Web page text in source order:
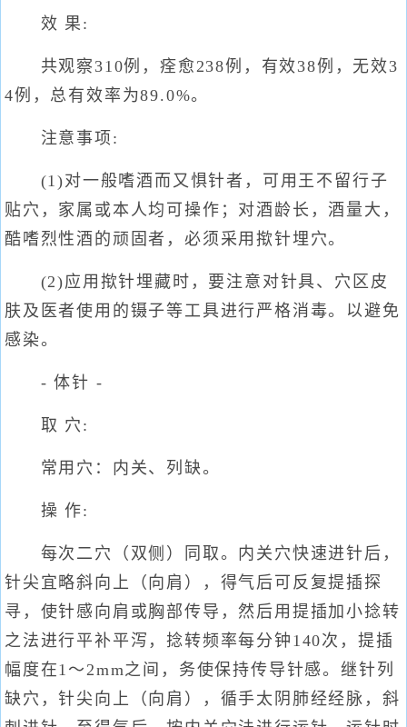
效 果:
共观察310例，痊愈238例，有效38例，无效3
4例，总有效率为89.0%。
注意事项:
(1)对一般嗜酒而又惧针者，可用王不留行子
贴穴，家属或本人均可操作；对酒龄长，酒量大，
酷嗜烈性酒的顽固者，必须采用揿针埋穴。
(2)应用揿针埋藏时，要注意对针具、穴区皮
肤及医者使用的镊子等工具进行严格消毒。以避免
感染。
- 体针 -
取 穴:
常用穴：内关、列缺。
操 作:
每次二穴（双侧）同取。内关穴快速进针后，
针尖宜略斜向上（向肩），得气后可反复提插探
寻，使针感向肩或胸部传导，然后用提插加小捻转
之法进行平补平泻，捻转频率每分钟140次，提插
幅度在1～2mm之间，务使保持传导针感。继针列
缺穴，针尖向上（向肩），循手太阴肺经经脉，斜